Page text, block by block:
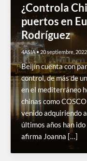
¿Controla
puertos en
Rodríguez
4ASIA• 20 septiembre, 2022
Beijín cuenta con
control, de más de
en el mediterráneo
chinas como
venido adquiriendo
últimos años han
afirma Joanna […]